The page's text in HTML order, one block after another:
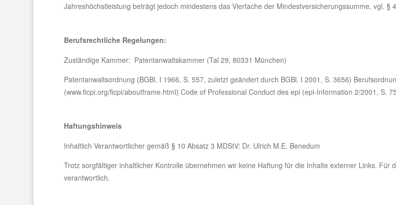
Jahreshöchstleistung beträgt jedoch mindestens das Vierfache der Mindestversicherungssumme, vgl. §
Berufsrechtliche Regelungen:
Zuständige Kammer: Patentanwaltskammer (Tal 29, 80331 München)
Patentanwaltsordnung (BGBl. I 1966, S. 557, zuletzt geändert durch BGBl. I 2001, S. 3656)
(www.ficpi.org/ficpi/aboutframe.html) Code of Professional Conduct des epi (epi-Information 2/2001, S.
Haftungshinweis
Inhaltlich Verantwortlicher gemäß § 10 Absatz 3 MDStV: Dr. Ulrich M.E. Benedum
Trotz sorgfältiger inhaltlicher Kontrolle übernehmen wir keine Haftung für die Inhalte externer Links.
verantwortlich.